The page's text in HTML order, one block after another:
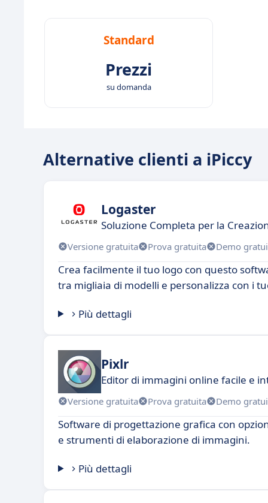
Standard
Prezzi
su domanda
Alternative clienti a iPiccy
Logaster
Soluzione Completa per la
Versione gratuita Prova gratuita Demo
Crea facilmente il tuo logo con questo
tra migliaia di modelli e personalizza con i
Più dettagli
Pixlr
Editor di immagini online facile e
Versione gratuita Prova gratuita Demo
Software di progettazione grafica con
e strumenti di elaborazione di immagini.
Più dettagli